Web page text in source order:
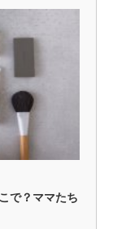
で？ママたち